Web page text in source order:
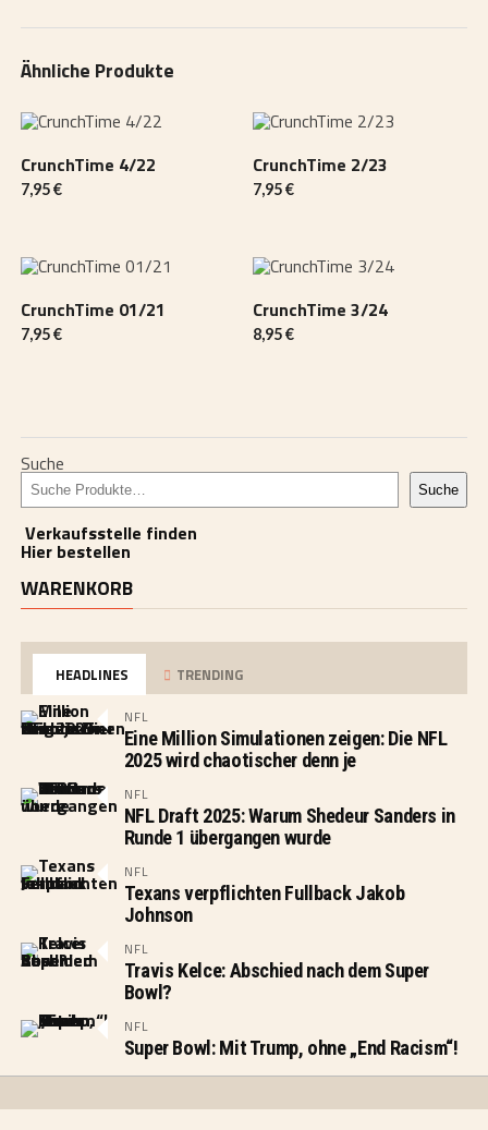
Ähnliche Produkte
CrunchTime 4/22
7,95€
CrunchTime 2/23
7,95€
CrunchTime 01/21
7,95€
CrunchTime 3/24
8,95€
Suche
Suche
Verkaufsstelle finden
Hier bestellen
WARENKORB
HEADLINES TRENDING
NFL
Eine Million Simulationen zeigen: Die NFL
2025 wird chaotischer denn je
NFL
NFL Draft 2025: Warum Shedeur Sanders in
Runde 1 übergangen wurde
NFL
Texans verpflichten Fullback Jakob
Johnson
NFL
Travis Kelce: Abschied nach dem Super
Bowl?
NFL
Super Bowl: Mit Trump, ohne „End Racism“!